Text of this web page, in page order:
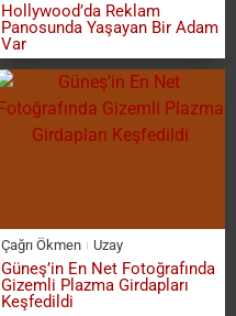
Hollywood’da Reklam
Panosunda Yaşayan Bir Adam
Var
Çağrı Ökmen Uzay
Güneş’in En Net Fotoğrafında
Gizemli Plazma Girdapları
Keşfedildi